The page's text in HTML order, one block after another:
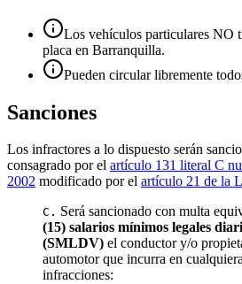
Los vehículos particulares NO
placa en Barranquilla.
Pueden circular libremente
Sanciones
Los infractores a lo dispuesto serán
consagrado por el artículo 131 literal C
2002 modificado por el artículo 21 de la
C. Será sancionado con multa
(15) salarios mínimos legales
(SMLDV) el conductor y/o
automotor que incurra en
infracciones: